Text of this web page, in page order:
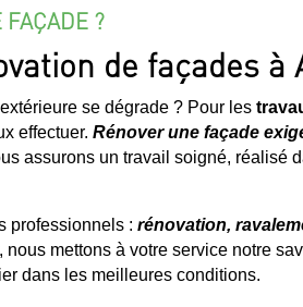
FAÇADE ?
de façades à
se dégrade ? Pour les
effectuer. Rénover une façade
assurons un travail soigné, réalisé
professionnels : rénovation,
mettons à votre service notre
dans les meilleures conditions.